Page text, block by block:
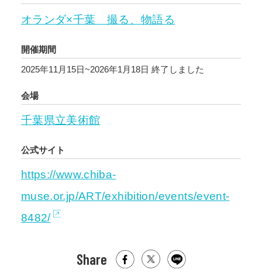
オランダ×千葉 撮る、物語る
開催期間
2025年11月15日~2026年1月18日 終了しました
会場
千葉県立美術館
公式サイト
https://www.chiba-
muse.or.jp/ART/exhibition/events/event-
8482/
Share